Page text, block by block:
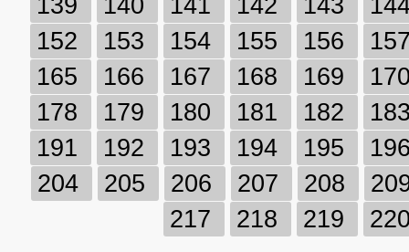
139
140 141 142 143
152
153 154 155 156
165
166 167 168 169
178
179 180 181 182
191
192 193 194 195
204
205 206 207 208
217
218 219